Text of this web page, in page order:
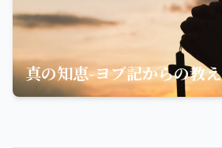
真の知恵-ヨブ記からの教え